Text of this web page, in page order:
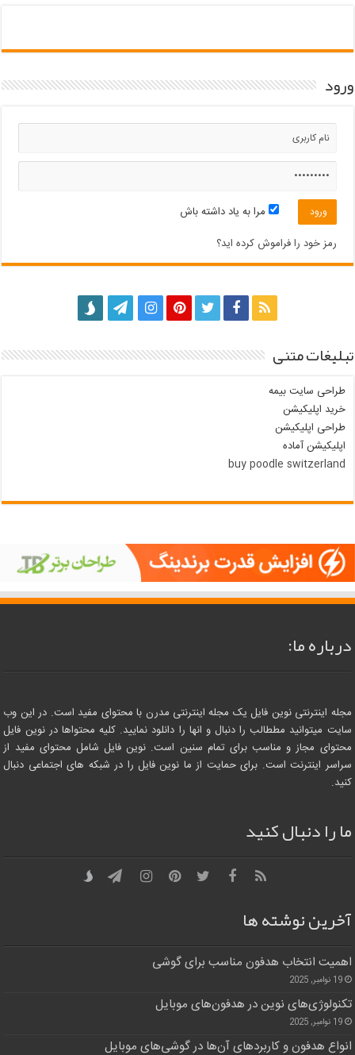
ورود
مرا به یاد داشته باش
رمز خود را فراموش کرده اید؟
تبلیغات متنی
طراحی سایت بیمه
خرید اپلیکیشن
طراحی اپلیکیشن
اپلیکیشن آماده
buy poodle switzerland
درباره ما:
مجله اینترنتی نوین فایل یک مجله اینترنتی مدرن با محتوای مفید است. در این وب
سایت میتوانید مططالب را دنبال و انها را دانلود نمایید. کلیه محتواها در نوین فایل
محتوای مجاز و مناسب برای تمام سنین است. نوین فایل شامل محتوای مفید از
سراسر اینترنت است. برای حمایت از ما نوین فایل را در شبکه های اجتماعی دنبال
کنید.
ما را دنبال کنید
آخرین نوشته ها
اهمیت انتخاب هدفون مناسب برای گوشی
19 نوامبر, 2025
تکنولوژی‌های نوین در هدفون‌های موبایل
19 نوامبر, 2025
انواع هدفون و کاربردهای آن‌ها در گوشی‌های موبایل